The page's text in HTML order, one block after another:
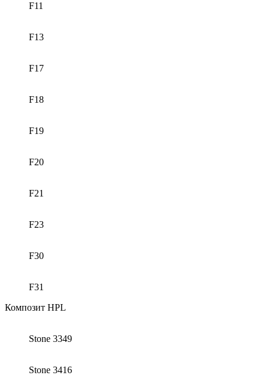
F11
F13
F17
F18
F19
F20
F21
F23
F30
F31
Композит HPL
Stone 3349
Stone 3416